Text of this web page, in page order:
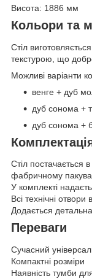
Висота: 1886 мм
Кольори та
Стіл
текстурою, що
Можливі варіанти
венге + дуб
дуб сонома +
дуб сонома +
Стіл постачається
фабричному
У комплекті
Всі технічні
Додається
Переваги
Сучасний
Компактні розміри
Наявність тумби